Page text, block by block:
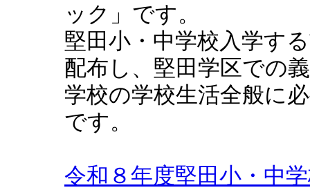
ック」です。
堅田小・中学校入学す
配布し、堅田学区での
学校の学校生活全般に
です。
令和８年度堅田小・中